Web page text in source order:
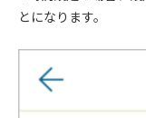
とになります。